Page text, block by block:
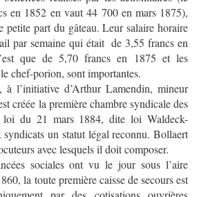
en 1852 en vaut 44 700 en mars 1875),
petite part du gâteau. Leur salaire horaire
par semaine qui était de 3,55 francs en
que de 5,70 francs en 1875 et les
chef-porion, sont importantes.
l’initiative d’Arthur Lamendin, mineur
créée la première chambre syndicale des
du 21 mars 1884, dite loi Waldeck-
syndicats un statut légal reconnu. Bollaert
avec lesquels il doit composer.
sociales ont vu le jour sous l’aire
la toute première caisse de secours est